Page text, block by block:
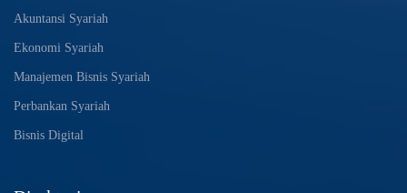
Akuntansi Syariah
Ekonomi Syariah
Manajemen Bisnis Syariah
Perbankan Syariah
Bisnis Digital